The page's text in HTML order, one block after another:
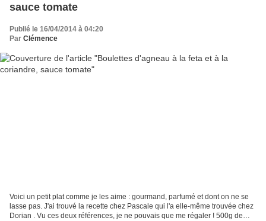
sauce tomate
Publié le 16/04/2014 à 04:20
Par Clémence
Voici un petit plat comme je les aime : gourmand, parfumé et dont on ne se
lasse pas. J'ai trouvé la recette chez Pascale qui l'a elle-même trouvée chez
Dorian . Vu ces deux références, je ne pouvais que me régaler ! 500g de